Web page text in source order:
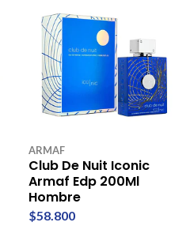
ARMAF
Club De Nuit Iconic
Armaf Edp 200Ml
Hombre
$58.800